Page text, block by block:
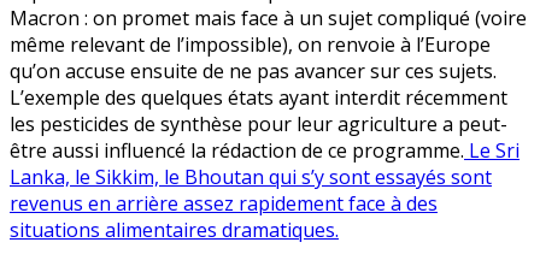
Macron : on promet mais face à un sujet compliqué (voire
même relevant de l’impossible), on renvoie à l’Europe
qu’on accuse ensuite de ne pas avancer sur ces sujets.
L’exemple des quelques états ayant interdit récemment
les pesticides de synthèse pour leur agriculture a peut-
être aussi influencé la rédaction de ce programme. Le Sri
Lanka, le Sikkim, le Bhoutan qui s’y sont essayés sont
revenus en arrière assez rapidement face à des
situations alimentaires dramatiques.